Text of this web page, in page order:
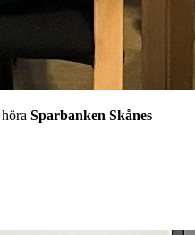
Sparbanken Skånes